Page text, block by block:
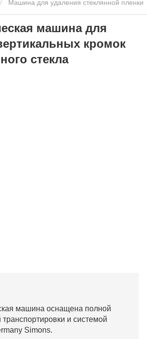
Машина для удаления стеклянной пленки
машина для
кромок
стекла
машина оснащена полной
и системой
Simons.